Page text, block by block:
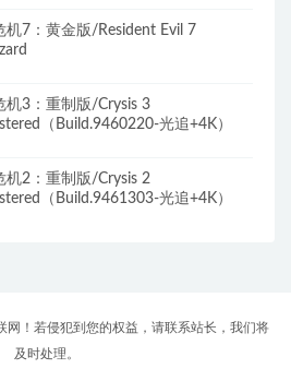
机7：黄金版/Resident Evil 7
机3：重制版/Crysis 3
（Build.9460220-光追+4K）
机2：重制版/Crysis 2
（Build.9461303-光追+4K）
网！若侵犯到您的权益，请联系站长，我们将
及时处理。